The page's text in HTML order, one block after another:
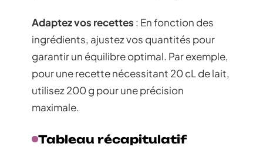
Adaptez vos recettes : En fonction des
ingrédients, ajustez vos quantités pour
garantir un équilibre optimal. Par exemple,
pour une recette nécessitant 20 cL de lait,
utilisez 200 g pour une précision
maximale.
Tableau récapitulatif